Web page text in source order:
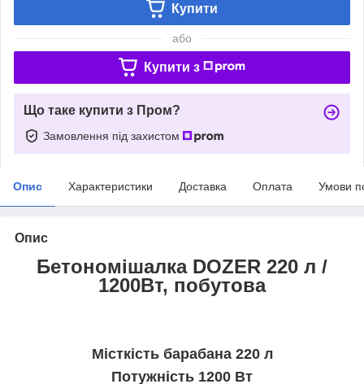
Купити
або
Купити з
Що таке купити з Пром?
Замовлення під захистом
Опис Характеристики Доставка Оплата Умови
Опис
Бетономішалка DOZER 220 л /
1200Вт, побутова
Місткість барабана 220 л
Потужність 1200 Вт